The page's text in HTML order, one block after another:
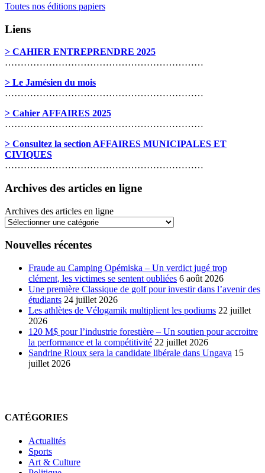
Toutes nos éditions papiers
Liens
> CAHIER ENTREPRENDRE 2025
………………………………………………………
> Le Jamésien du mois
………………………………………………………
> Cahier AFFAIRES 2025
………………………………………………………
> Consultez la section AFFAIRES MUNICIPALES ET
CIVIQUES
………………………………………………………
Archives des articles en ligne
Archives des articles en ligne
Nouvelles récentes
Fraude au Camping Opémiska – Un verdict jugé trop
clément, les victimes se sentent oubliées 6 août 2026
Une première Classique de golf pour investir dans l’avenir des
étudiants 24 juillet 2026
Les athlètes de Vélogamik multiplient les podiums 22 juillet
2026
120 M$ pour l’industrie forestière – Un soutien pour accroitre
la performance et la compétitivité 22 juillet 2026
Sandrine Rioux sera la candidate libérale dans Ungava 15
juillet 2026
CATÉGORIES
Actualités
Sports
Art & Culture